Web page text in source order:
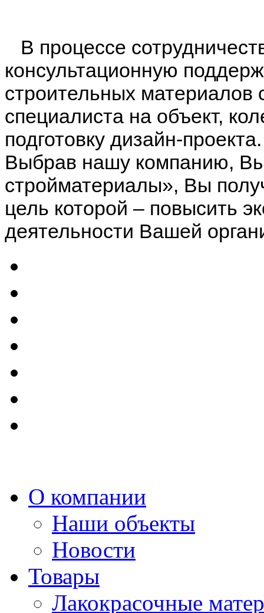
В процессе
консультационную
строительных
специалиста на объект,
подготовку дизайн-проекта.
Выбрав нашу компанию,
стройматериалы», Вы
цель которой – повысить
деятельности Вашей
О компании
Наши объекты
Новости
Товары
Лакокрасочные